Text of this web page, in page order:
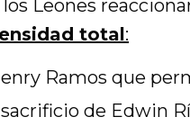
Leones
total:
Ramos que
de Edwin